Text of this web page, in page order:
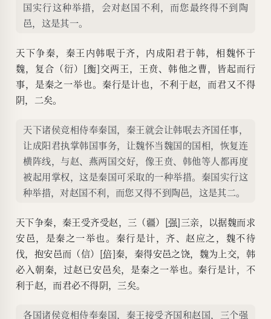
国实行这种举措，会对赵国不利，而您最终得不到陶
邑，这是其一。
天下争秦，秦王内韩呡于齐，内成阳君于韩，相魏怀于
魏，复合（衍）[衡]交两王，王贲、韩他之曹，皆起而行
事，是秦之一举也。秦行是计也，不利于赵，而君又不得
阴，二矣。
天下诸侯竞相侍奉秦国，秦王就会让韩呡去齐国任事，
让成阳君执掌韩国事务，让魏怀当魏国的国相，恢复连
横阵线，与赵、燕两国交好，像王贲、韩他等人都再度
被起用掌权，这是秦国可采取的一种举措。秦国实行这
种举措，对赵国不利，而您又得不到陶邑，这是其二。
天下争秦，秦王受齐受赵，三（疆）[强]三亲，以据魏而求
安邑，是秦之一举也。秦行是计，齐、赵应之，魏不待
伐，抱安邑而（信）[倍]秦，秦得安邑之饶，魏为上交，韩
必入朝秦，过赵已安邑矣，是秦之一举也。秦行是计，不
利于赵，而君必不得阴，三矣。
各国诸侯竞相侍奉秦国，秦王接受齐国和赵国，三个强